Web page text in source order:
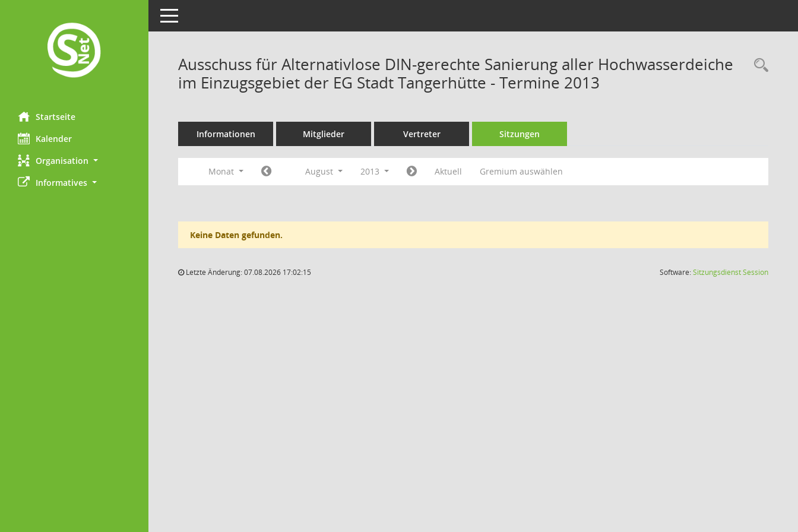
Startseite
Kalender
Organisation
Informatives
Toggle navigation
Ausschuss für Alternativlose DIN-gerechte Sanierung aller Hochwasserdeiche
im Einzugsgebiet der EG Stadt Tangerhütte - Termine 2013
Informationen Mitglieder Vertreter Sitzungen
Monat August 2013 Aktuell Gremium auswählen
Keine Daten gefunden.
Letzte Änderung: 07.08.2026 17:02:15 Software:SitzungsdienstSession(Wird in